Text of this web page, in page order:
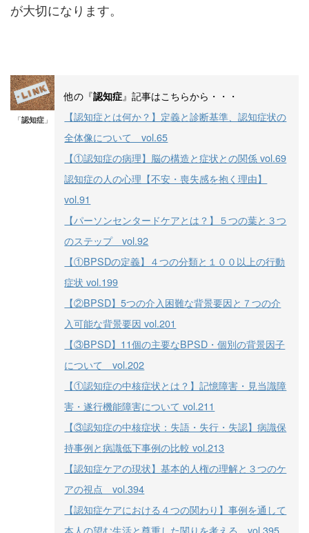
が大切になります。
「認知症」
他の『認知症』記事はこちらから・・・
【認知症とは何か？】定義と診断基準、認知症状の
全体像について vol.65
【①認知症の病理】脳の構造と症状との関係 vol.69
認知症の人の心理【不安・喪失感を抱く理由】
vol.91
【パーソンセンタードケアとは？】５つの葉と３つ
のステップ vol.92
【①BPSDの定義】４つの分類と１００以上の行動
症状 vol.199
【②BPSD】5つの介入困難な背景要因と７つの介
入可能な背景要因 vol.201
【③BPSD】11個の主要なBPSD・個別の背景因子
について vol.202
【①認知症の中核症状とは？】記憶障害・見当識障
害・遂行機能障害について vol.211
【③認知症の中核症状：失語・失行・失認】病識保
持事例と病識低下事例の比較 vol.213
【認知症ケアの現状】基本的人権の理解と３つのケ
アの視点 vol.394
【認知症ケアにおける４つの関わり】事例を通して
本人の望む生活と尊重した関りを考える vol.395